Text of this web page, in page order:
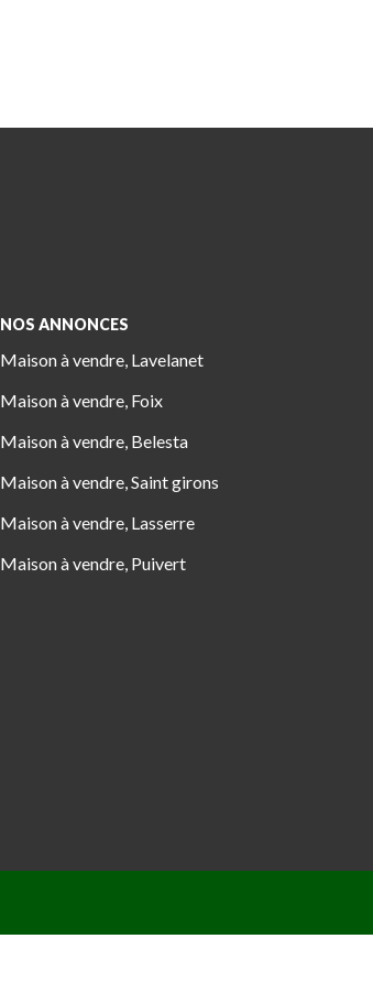
NOS ANNONCES
Maison à vendre, Lavelanet
Maison à vendre, Foix
Maison à vendre, Belesta
Maison à vendre, Saint girons
Maison à vendre, Lasserre
Maison à vendre, Puivert